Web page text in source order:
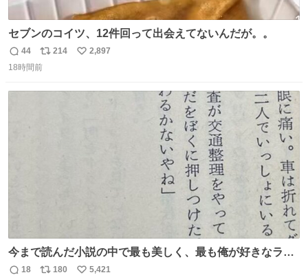
セブンのコイツ、12件回って出会えてないんだが。。
返
信
44
リ
ポ
214
い
2,897
18時間前
今まで読んだ小説の中で最も美しく、最も俺が好きなラス
トシーン
18 180 5,421